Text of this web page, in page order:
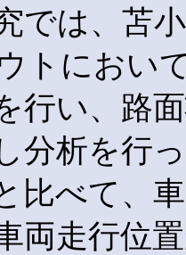
では、苫
トにおい
行い、路
分析を行
比べて、
両走行位